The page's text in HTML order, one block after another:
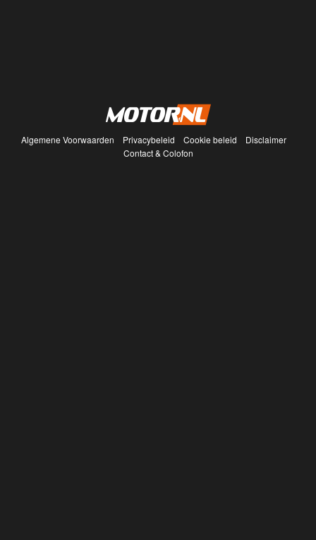
Algemene Voorwaarden Privacybeleid Cookie beleid
Disclaimer
Contact & Colofon